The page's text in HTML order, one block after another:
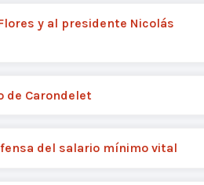
y al presidente Nicolás
de Carondelet
del salario mínimo vital